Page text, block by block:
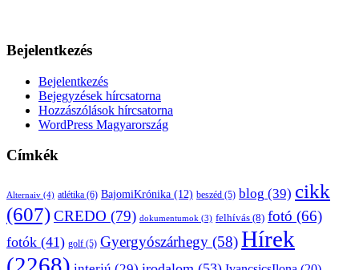
Bejelentkezés
Bejelentkezés
Bejegyzések hírcsatorna
Hozzászólások hírcsatorna
WordPress Magyarország
Címkék
Alternaiv (4) atlétika (6) BajomiKrónika (12) beszéd (5) blog (39) cikk
(607)CREDO (79) dokumentumok (3) felhívás (8) fotó (66)
fotók (41) golf (5) Gyergyószárhegy (58)Hírek